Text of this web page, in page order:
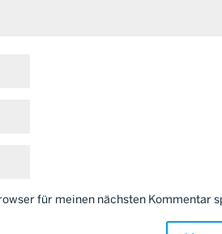
für meinen nächsten Kommentar